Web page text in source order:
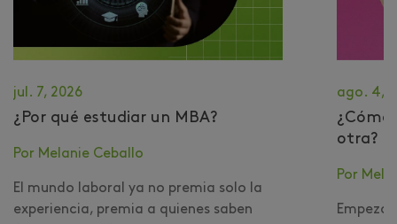
jul. 7, 2026
¿Por qué estudiar un MBA?
Por Melanie Ceballo
El mundo laboral ya no premia solo la
experiencia, premia a quienes saben
ago. 4,
​¿Cómo
otra?
Por